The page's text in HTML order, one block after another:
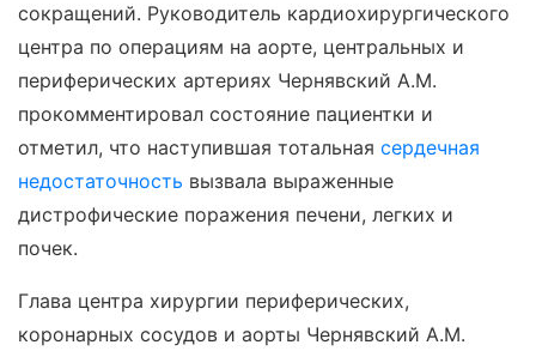
сокращений. Руководитель кардиохирургического
центра по операциям на аорте, центральных и
периферических артериях Чернявский А.М.
прокомментировал состояние пациентки и
отметил, что наступившая тотальная сердечная
недостаточность вызвала выраженные
дистрофические поражения печени, легких и
почек.
Глава центра хирургии периферических,
коронарных сосудов и аорты Чернявский А.М.